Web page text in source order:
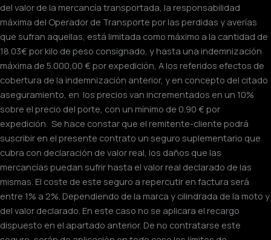
del valor de la mercancía transportada, la responsabilidad
máxima del Operador de Transporte por las perdidas y averías
que sufran aquellas, está limitada como máximo a la cantidad de
18.03€ por kilo de peso consignado, y hasta una indemnización
máxima de 5.000,00 € por expedición, A los referidos efectos de
cobertura de la indemnización anterior, y en concepto del citado
aseguramiento, en los precios van incrementados en un 10%
sobre el precio del porte, con un mínimo de 0.90 € por
expedición. Se hace constar que el remitente-cliente podrá
suscribir en el presente contrato un seguro suplementario que
cubra con declaración de valor real, los daños que las
mercancías puedan sufrir hasta el valor real declarado de las
mismas. El coste de este seguro a repercutir en factura será
entre 1% a 2%. Dependiendo de la marca y cilindrada de la moto y
del valor declarado. En este caso no se aplicara el recargo
dispuesto en el apartado anterior. De no contratarse este